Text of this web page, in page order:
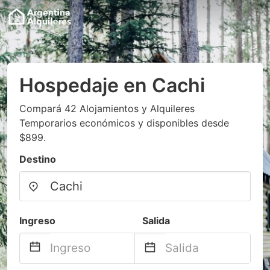
Hospedaje en Cachi
Compará 42 Alojamientos y Alquileres
Temporarios económicos y disponibles desde
$899.
Destino
Ingreso Salida